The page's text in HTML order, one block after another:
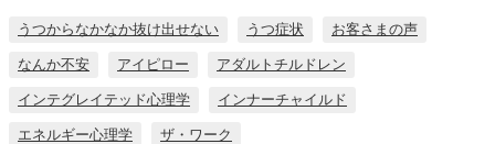
うつからなかなか抜け出せない うつ症状 お客さまの声
なんか不安 アイピロー アダルトチルドレン
インテグレイテッド心理学 インナーチャイルド
エネルギー心理学 ザ・ワーク